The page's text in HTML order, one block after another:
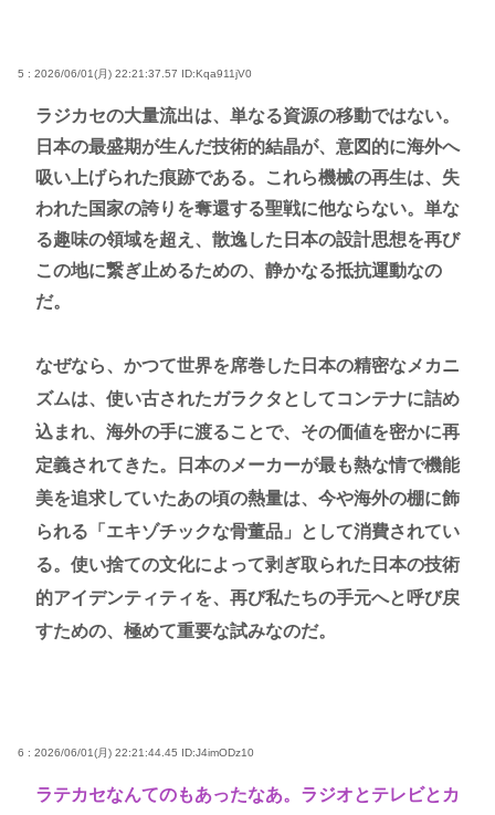
5 : 2026/06/01(月) 22:21:37.57 ID:Kqa911jV0
ラジカセの大量流出は、単なる資源の移動ではない。
日本の最盛期が生んだ技術的結晶が、意図的に海外へ
吸い上げられた痕跡である。これら機械の再生は、失
われた国家の誇りを奪還する聖戦に他ならない。単な
る趣味の領域を超え、散逸した日本の設計思想を再び
この地に繋ぎ止めるための、静かなる抵抗運動なの
だ。
なぜなら、かつて世界を席巻した日本の精密なメカニ
ズムは、使い古されたガラクタとしてコンテナに詰め
込まれ、海外の手に渡ることで、その価値を密かに再
定義されてきた。日本のメーカーが最も熱な情で機能
美を追求していたあの頃の熱量は、今や海外の棚に飾
られる「エキゾチックな骨董品」として消費されてい
る。使い捨ての文化によって剥ぎ取られた日本の技術
的アイデンティティを、再び私たちの手元へと呼び戻
すための、極めて重要な試みなのだ。
6 : 2026/06/01(月) 22:21:44.45 ID:J4imODz10
ラテカセなんてのもあったなあ。ラジオとテレビとカ